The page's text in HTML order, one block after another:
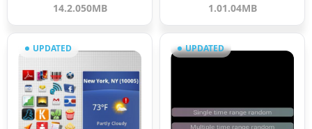
14.2.050MB 1.01.04MB
UPDATED UPDATED